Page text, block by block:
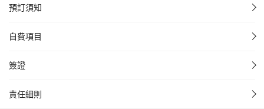
預訂須知
自費項目
簽證
責任細則